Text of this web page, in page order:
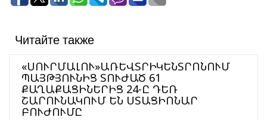
Читайте также
«ՍՈՒՐՄԱԼՈՒ»ԱՌԵՎՏՐԻԿԵՆՏՐՈՆՈՒՄ
ՊԱՅԹՅՈՒՆԻՑ ՏՈՒԺԱԾ 61
ՔԱՂԱՔԱՑԻՆԵՐԻՑ 24-Ը ԴԵՌ
ՇԱՐՈՒՆԱԿՈՒՄ ԵՆ ՍՏԱՑԻՈՆԱՐ
ԲՈՒԺՈՒՄԸ